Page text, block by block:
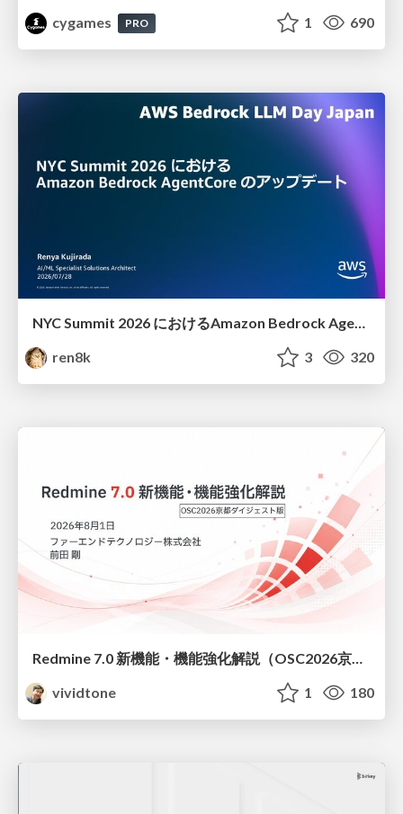
cygames
PRO 1 690
NYC Summit 2026 における Amazon Bedrock AgentCore のアップデート
ren8k
3 320
vividtone
1 180